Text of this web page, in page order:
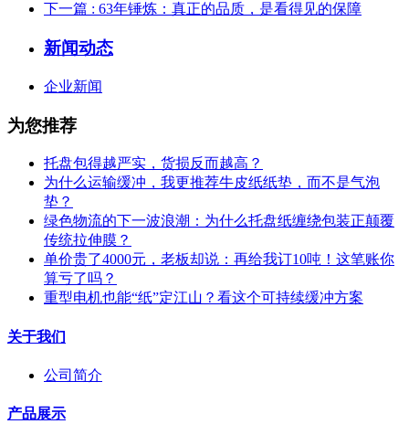
下一篇 : 63年锤炼：真正的品质，是看得见的保障
新闻动态
企业新闻
为您推荐
托盘包得越严实，货损反而越高？
为什么运输缓冲，我更推荐牛皮纸纸垫，而不是气泡
垫？
绿色物流的下一波浪潮：为什么托盘纸缠绕包装正颠覆
传统拉伸膜？
单价贵了4000元，老板却说：再给我订10吨！这笔账你
算亏了吗？
重型电机也能“纸”定江山？看这个可持续缓冲方案
关于我们
公司简介
产品展示